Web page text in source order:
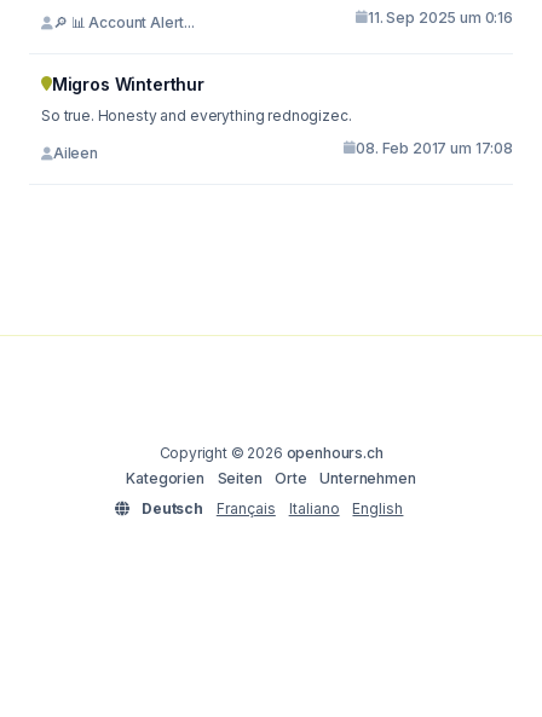
🔎 📊 Account Alert... 11. Sep 2025 um 0:16
Migros Winterthur
So true. Honesty and everything rednogizec.
Aileen 08. Feb 2017 um 17:08
Copyright © 2026 openhours.ch
Kategorien
Seiten Orte
Unternehmen
Deutsch
Français Italiano English